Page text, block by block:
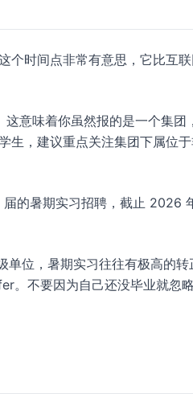
时间点非常有意思，它比互
意味着你虽然报的是一个集团
生，建议重点关注集团下属位
的暑期实习招聘，截止 2026
单位，暑期实习往往有极高的转
。不要因为自己还没毕业就忽